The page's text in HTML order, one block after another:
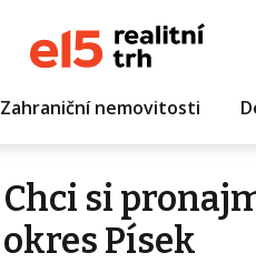
Zahraniční nemovitosti
Chci si
okres Písek